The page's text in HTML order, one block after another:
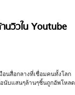
นวิวใน Youtube
อนสื่อกลางที่เชื่อมคนทั้งโลก
นับแสนๆล้านๆชิ้นถูกอัพโหลด